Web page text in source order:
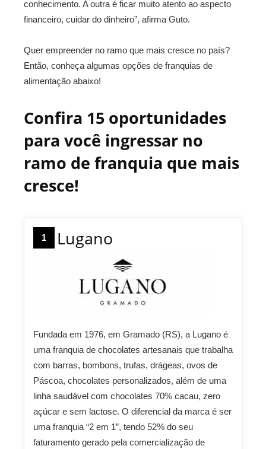
conhecimento. A outra é ficar muito atento ao aspecto
financeiro, cuidar do dinheiro”, afirma Guto.
Quer empreender no ramo que mais cresce no país?
Então, conheça algumas opções de franquias de
alimentação abaixo!
Confira 15 oportunidades
para você ingressar no
ramo de franquia que mais
cresce!
1 Lugano
Fundada em 1976, em Gramado (RS), a Lugano é
uma franquia de chocolates artesanais que trabalha
com barras, bombons, trufas, drágeas, ovos de
Páscoa, chocolates personalizados, além de uma
linha saudável com chocolates 70% cacau, zero
açúcar e sem lactose. O diferencial da marca é ser
uma franquia “2 em 1”, tendo 52% do seu
faturamento gerado pela comercialização de